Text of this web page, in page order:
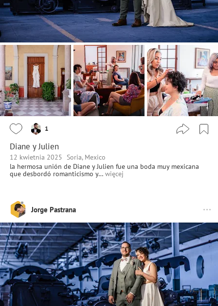
1
Diane y Julien
12 kwietnia 2025
Soria, Mexico
la hermosa unión de Diane y Julien fue una boda muy mexicana
que desbordó romanticismo y… więcej
Jorge Pastrana